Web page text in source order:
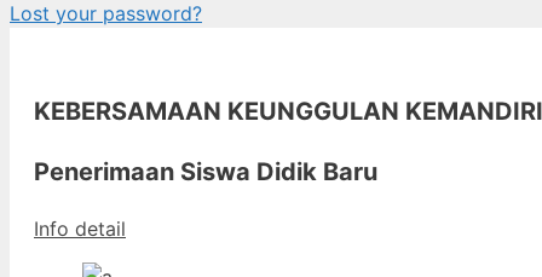
Lost your password?
KEBERSAMAAN KEUNGGULAN
Penerimaan Siswa Didik Baru
Info detail